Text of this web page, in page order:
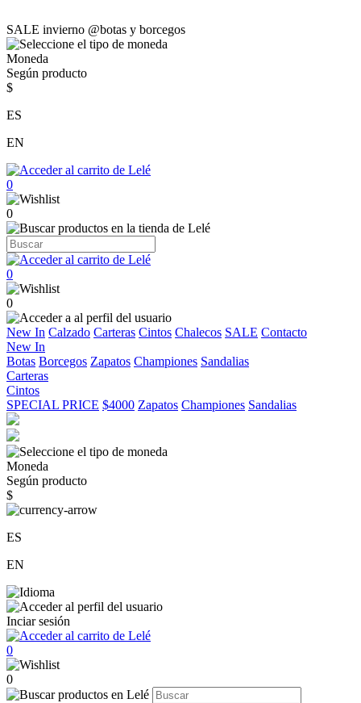
SALE invierno @botas y borcegos
Moneda
Según producto
$
ES
EN
0
0
0
0
New In Calzado Carteras Cintos Chalecos SALE Contacto
New In
Botas Borcegos Zapatos Championes Sandalias
Carteras
Cintos
SPECIAL PRICE $4000 Zapatos Championes Sandalias
Moneda
Según producto
$
ES
EN
Inciar sesión
0
0